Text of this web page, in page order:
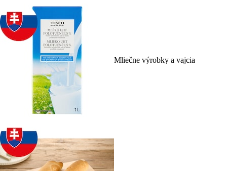
Mliečne výrobky a vajcia